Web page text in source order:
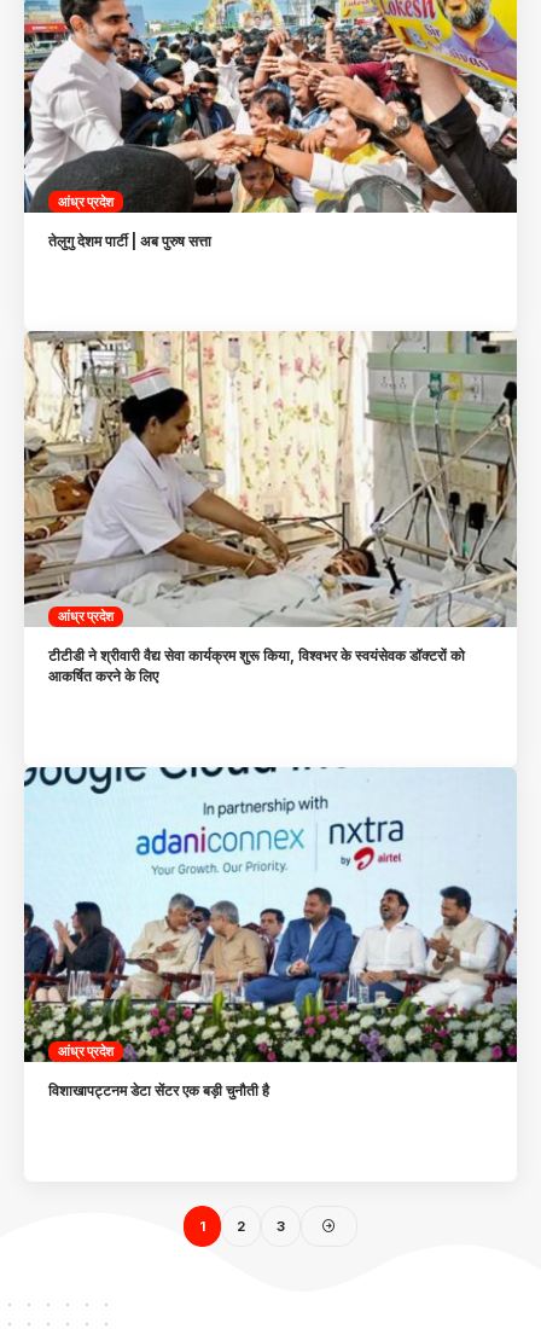
आंध्र प्रदेश
तेलुगु देशम पार्टी | अब पुरुष सत्ता
आंध्र प्रदेश
टीटीडी ने श्रीवारी वैद्य सेवा कार्यक्रम शुरू किया, विश्वभर के स्वयंसेवक डॉक्टरों को
आकर्षित करने के लिए
आंध्र प्रदेश
विशाखापट्टनम डेटा सेंटर एक बड़ी चुनौती है
1 2 3